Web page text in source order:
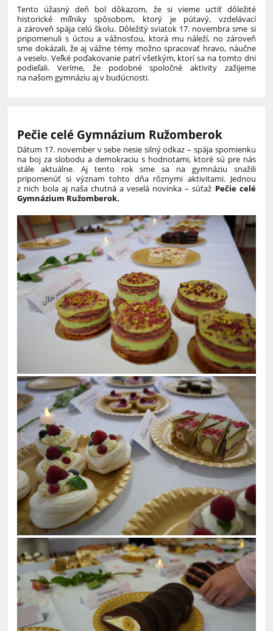
Tento úžasný deň bol dôkazom, že si vieme uctiť dôležité
historické míľniky spôsobom, ktorý je pútavý, vzdelávací
a zároveň spája celú školu. Dôležitý sviatok 17. novembra sme si
pripomenuli s úctou a vážnosťou, ktorá mu náleží, no zároveň
sme dokázali, že aj vážne témy možno spracovať hravo, náučne
a veselo. Veľké poďakovanie patrí všetkým, ktorí sa na tomto dni
podieľali. Veríme, že podobné spoločné aktivity zažijeme
na našom gymnáziu aj v budúcnosti.
Pečie celé Gymnázium Ružomberok
Dátum 17. november v sebe nesie silný odkaz – spája spomienku
na boj za slobodu a demokraciu s hodnotami, ktoré sú pre nás
stále aktuálne. Aj tento rok sme sa na gymnáziu snažili
pripomenúť si význam tohto dňa rôznymi aktivitami. Jednou
z nich bola aj naša chutná a veselá novinka – súťaž Pečie celé
Gymnázium Ružomberok.